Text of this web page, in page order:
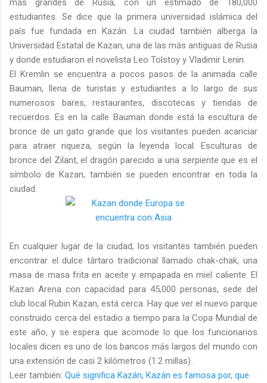
estudiantes. Se dice que la primera universidad islámica del
país fue fundada en Kazán. La ciudad también alberga la
Universidad Estatal de Kazan, una de las más antiguas de Rusia
y donde estudiaron el novelista Leo Tolstoy y Vladimir Lenin.
El Kremlin se encuentra a pocos pasos de la animada calle
Bauman, llena de turistas y estudiantes a lo largo de sus
numerosos bares, restaurantes, discotecas y tiendas de
recuerdos. Es en la calle Bauman donde está la escultura de
bronce de un gato grande que los visitantes pueden acariciar
para atraer riqueza, según la leyenda local. Esculturas de
bronce del Zilant, el dragón parecido a una serpiente que es el
símbolo de Kazan, también se pueden encontrar en toda la
ciudad.
En cualquier lugar de la ciudad, los visitantes también pueden
encontrar el dulce tártaro tradicional llamado chak-chak, una
masa de masa frita en aceite y empapada en miel caliente. El
Kazan Arena con capacidad para 45,000 personas, sede del
club local Rubin Kazan, está cerca. Hay que ver el nuevo parque
construido cerca del estadio a tiempo para la Copa Mundial de
este año, y se espera que acomode lo que los funcionarios
locales dicen es uno de los bancos más largos del mundo con
una extensión de casi 2 kilómetros (1.2 millas) .
Leer también: Qué significa Kazán; Kazán es famosa por, que